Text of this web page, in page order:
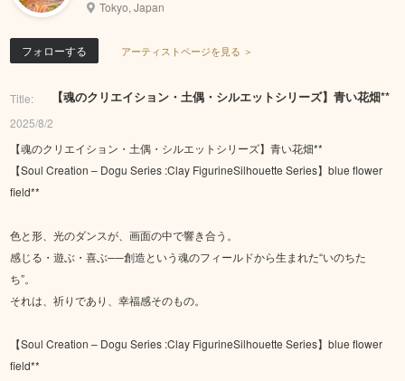
Tokyo, Japan
フォローする アーティストページを見る ＞
Title: 【魂のクリエイション・土偶・シルエットシリーズ】青い花畑**
2025/8/2
【魂のクリエイション・土偶・シルエットシリーズ】青い花畑**
【Soul Creation – Dogu Series :Clay FigurineSilhouette Series】blue flower
field**
色と形、光のダンスが、画面の中で響き合う。
感じる・遊ぶ・喜ぶ──創造という魂のフィールドから生まれた“いのちた
ち”。
それは、祈りであり、幸福感そのもの。
【Soul Creation – Dogu Series :Clay FigurineSilhouette Series】blue flower
field**